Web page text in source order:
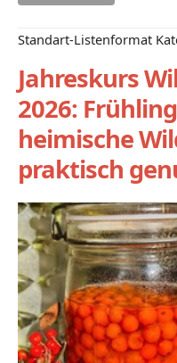
Standart-Listenformat
Jahreskurs
2026:
heimische
praktisch